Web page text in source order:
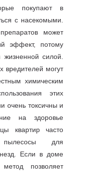
покупают в
с насекомыми.
может
эффект, потому
силой.
вредителей могут
химическим
этих
очень токсичны и
на здоровье
квартир часто
пылесосы для
Если в доме
позволяет